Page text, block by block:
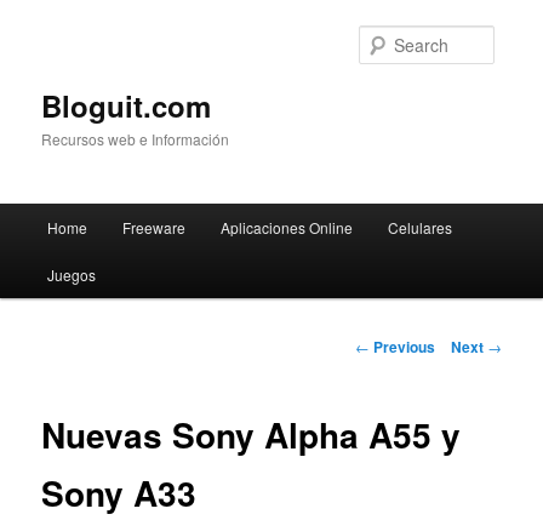
Bloguit.com
Recursos web e Información
Skip
to
Home Freeware Aplicaciones Online Celulares
Juegos
Post
← Previous Next →
Nuevas Sony Alpha A55 y
Sony A33